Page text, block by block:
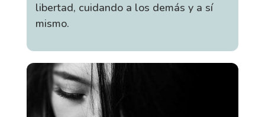
libertad, cuidando a los demás y a sí
mismo.